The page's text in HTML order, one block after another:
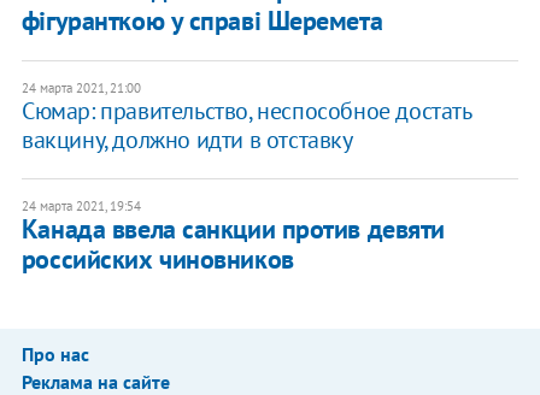
фігуранткою у справі Шеремета
24 марта 2021, 21:00
Сюмар: правительство, неспособное достать
вакцину, должно идти в отставку
24 марта 2021, 19:54
Канада ввела санкции против девяти
российских чиновников
Про нас
Реклама на сайте